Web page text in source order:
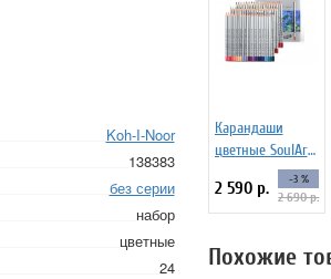
Koh-I-Noor
138383
без серии
набор
цветные
24
Карандаши
цветные SoulArt
Marco Raffine, 72
цвета
2 590 р. -3 %
2 690 р.
Похожие